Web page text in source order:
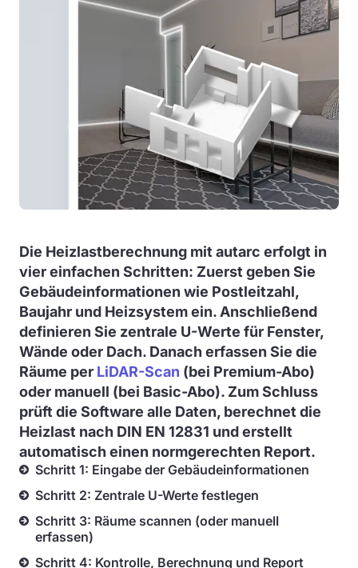
Die Heizlastberechnung mit autarc erfolgt in
vier einfachen Schritten: Zuerst geben Sie
Gebäudeinformationen wie Postleitzahl,
Baujahr und Heizsystem ein. Anschließend
definieren Sie zentrale U-Werte für Fenster,
Wände oder Dach. Danach erfassen Sie die
Räume per LiDAR-Scan (bei Premium-Abo)
oder manuell (bei Basic-Abo). Zum Schluss
prüft die Software alle Daten, berechnet die
Heizlast nach DIN EN 12831 und erstellt
automatisch einen normgerechten Report.
Schritt 1: Eingabe der Gebäudeinformationen
Schritt 2: Zentrale U-Werte festlegen
Schritt 3: Räume scannen (oder manuell
erfassen)
Schritt 4: Kontrolle, Berechnung und Report